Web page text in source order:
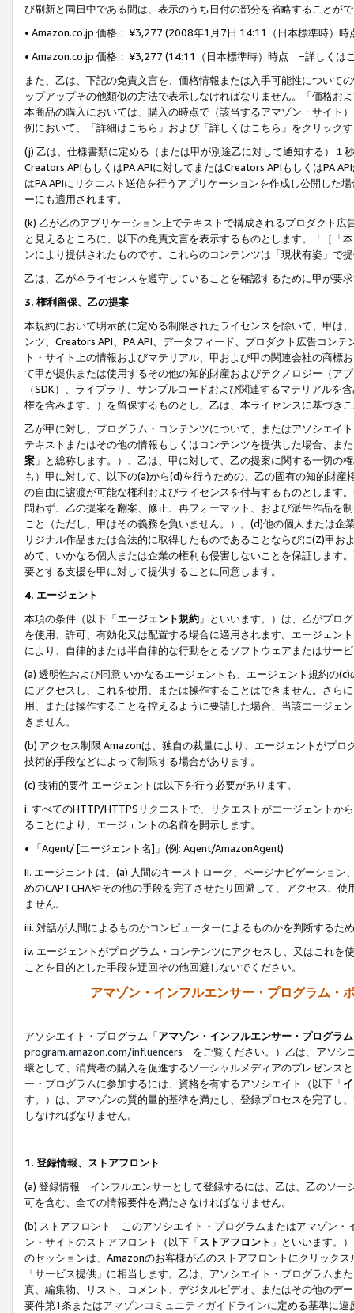
び刷新と同日中である間は、表示のうち日付の部分を省略することが
• Amazon.co.jp 価格： ¥3,277 (2008年1月7日 14:11（日本標準時）
• Amazon.co.jp 価格： ¥3,277 (14:11（日本標準時）時点 −詳しくは
また、乙は、下記の免責文言を、価格情報または入手可能性について
ップアップその他類似の方法で表示しなければなりません。「価格
本商品の購入においては、購入の時点で（該当するアマゾン・サイト
例において、「詳細はこちら」および「詳しくはこちら」をクリック
(j) 乙は、仕様書類に定める（または甲が別途乙に対して通知する）
Creators APIもしくはPA APIに対してまたはCreators APIもしくはPA
はPA APIにリクエスト送信を行うアプリケーションを作成し公開した
ーにも適用されます。
(k) 乙が乙のアプリケーション上でテキストで構成されるプロダクト
と見えるところに、以下の免責文言を表示するものとします。「［「
ンにより提供されたものです。これらのコンテンツは「現状有姿」で
乙は、乙が本ライセンスを遵守していることを確認するために甲が要
3. 権利留保、乙の提案
本規約において明示的に定める制限されたライセンスを除いて、甲は
ンツ、Creators API、PA API、データフィード、プロダクト広告コン
ト・サイト上の情報およびマテリアル、甲および甲の関連会社の商
て甲が提供または使用するその他の知的財産およびテクノロジー（ア
（SDK）、ライブラリ、サンプルコードおよび関連するマテリアル
権を含みます。）を留保するものとし、乙は、本ライセンスに基づき
乙が甲に対し、プログラム・コンテンツについて、またはアソシエイ
テキストまたはその他の情報もしくはコンテンツを提供した場合、ま
案 」と総称します。）、乙は、甲に対して、乙の提案に関する一切
も）甲に対して、以下の(a)から(d)を行うための、乙の固有の知的財
の自由に譲渡が可能な権利およびライセンスを付与するものとします
問わず、乙の提案を翻案、修正、再フォーマット、および派生作品を
こと（ただし、甲はその義務を負いません。）。(d)他の個人または
リジナル作品または合法的に取得したものであることならびに(Z)甲
めて、いかなる個人または企業の権利も侵害しないことを保証します
要とする支援を甲に対して提供することに同意します。
4. エージェント
本項の条件（以下「エージェント規約 」といいます。）は、乙がプロ
を使用、許可、有効化又は配置する場合に適用されます。エージェン
により、自律的または半自律的な行動をとるソフトウェアまたはサー
(a) 透明性および同意 いかなるエージェントも、エージェント規約の
にアクセスし、これを使用、または操作することはできません。さら
用、または操作することを控えるように要請した場合、当該エージェ
きません。
(b) アクセス制限 Amazonは、独自の裁量により、エージェントがプ
技術的手段などによって制限する場合があります。
(c) 技術的要件 エージェントは以下を行う必要があります。
i. すべてのHTTP/HTTPSリクエストで、リクエストがエージェントか
ることにより、エージェントの名前を開示します。
• 「Agent/ [エージェント名]」(例: Agent/AmazonAgent)
ii. エージェントは、(a) 人間のキーストローク、ページナビゲーショ
めのCAPTCHAやその他の手段を完了させたり回避して、アクセス、
ません。
iii. 対話が人間によるものかコンピューターによるものかを判断するた
iv. エージェントがプログラム・コンテンツにアクセスし、又はこれ
ことを目的とした手段を迂回その他回避しないでください。
アマゾン・インフルエンサー・プログラム・
アソシエイト・プログラム「アマゾン・インフルエンサー・プログラム
program.amazon.com/influencers をご覧ください。）乙は、アソシ
環として、消費者の購入を促進するソーシャルメディアのプレゼンス
ー・プログラムに参加するには、資格を有するアソシエイト（以下「
す。）は、アマゾンの質的量的基準を満たし、登録プロセスを完了し、
しなければなりません。
1. 登録情報、ストアフロント
(a) 登録情報 インフルエンサーとして登録するには、乙は、乙のソー
可を含む、全ての情報要件を満たさなければなりません。
(b) ストアフロント このアソシエイト・プログラムまたはアマゾン・
ン・サイトのストアフロント（以下「ストアフロント 」といいます。
のセッションは、Amazonのお客様が乙のストアフロントにクリック
「サービス提供」に相当します。乙は、アソシエイト・プログラム
真、編集物、リスト、コメント、デジタルビデオ、またはその他のデ
要件第1条またはアマゾンコミュニティガイドラインに定める基準に違